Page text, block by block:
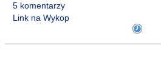
5 komentarzy
Link na Wykop